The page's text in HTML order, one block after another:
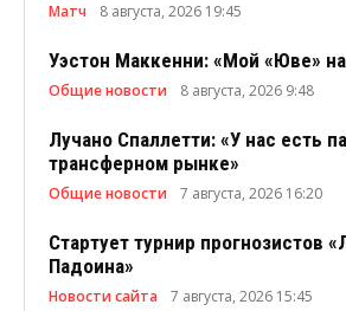
Матч 8 августа, 2026 19:45
Уэстон Маккенни: «Мой «Юве»
Общие новости 8 августа, 2026 9:48
Лучано Спаллетти: «У нас есть
трансферном рынке»
Общие новости 7 августа, 2026 16:20
Стартует турнир прогнозистов
Падоина»
Новости сайта 7 августа, 2026 15:45